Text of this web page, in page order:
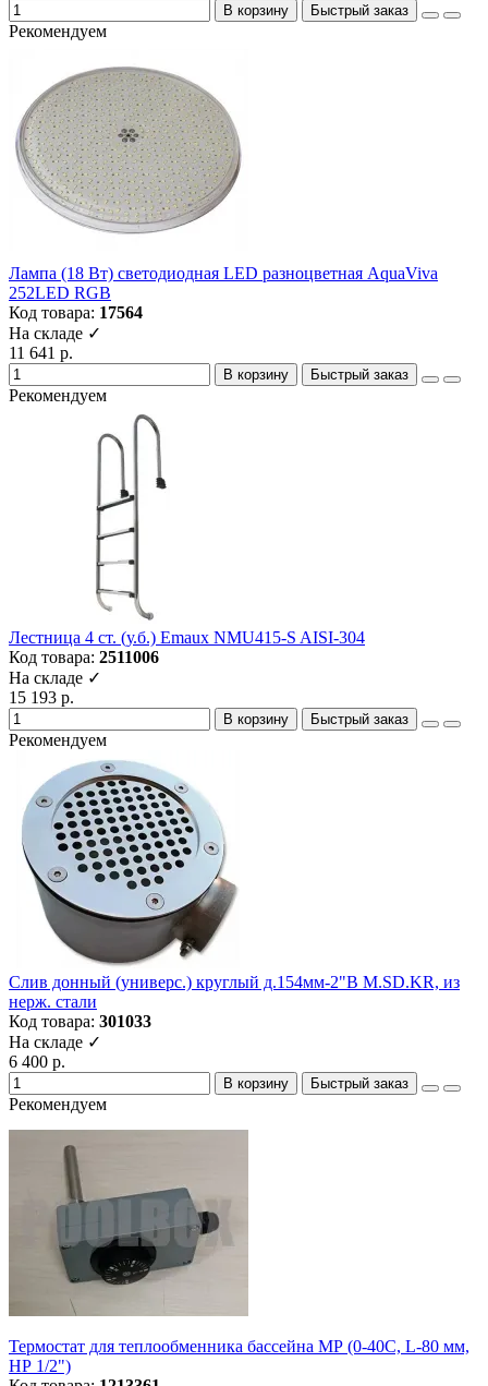
В корзину Быстрый заказ
Рекомендуем
Лампа (18 Вт) светодиодная LED разноцветная AquaViva
252LED RGB
Код товара: 17564
На складе ✓
11 641 р.
В корзину Быстрый заказ
Рекомендуем
Лестница 4 ст. (у.б.) Emaux NMU415-S AISI-304
Код товара: 2511006
На складе ✓
15 193 р.
В корзину Быстрый заказ
Рекомендуем
Слив донный (универс.) круглый д.154мм-2"В M.SD.KR, из
нерж. стали
Код товара: 301033
На складе ✓
6 400 р.
В корзину Быстрый заказ
Рекомендуем
Термостат для теплообменника бассейна МР (0-40С, L-80 мм,
НР 1/2")